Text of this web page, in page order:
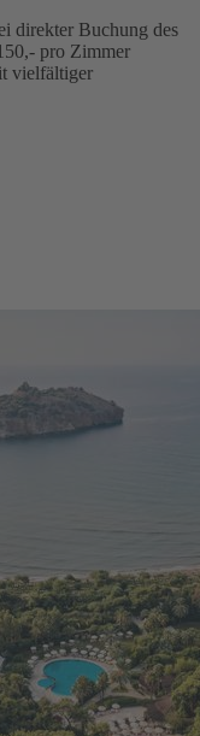
direkter Buchung des
pro Zimmer
vielfältiger